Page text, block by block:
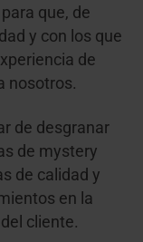
que, de
y con los que
de
nosotros.
de desgranar
de mystery
de calidad y
en la
cliente.